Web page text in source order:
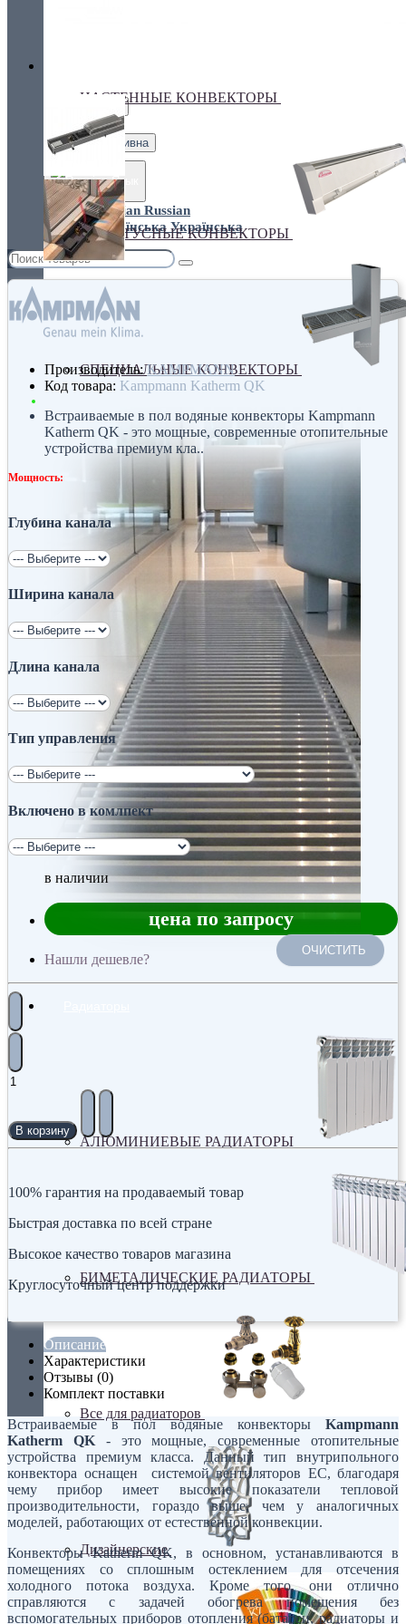
грн. Гривна
Язык
Russian
Українська
НАСТЕННЫЕ КОНВЕКТОРЫ
ПЛИНТУСНЫЕ КОНВЕКТОРЫ
СПЕЦИАЛЬНЫЕ КОНВЕКТОРЫ
АЛЮМИНИЕВЫЕ РАДИАТОРЫ
БИМЕТАЛИЧЕСКИЕ РАДИАТОРЫ
Все для радиаторов
Дизайнерские
Производитель:KAMPMANN
Код товара: Kampmann Katherm QK
Встраиваемые в пол водяные конвекторы Kampmann
Katherm QK - это мощные, современные отопительные
устройства премиум кла..
Мощность:
Глубина канала
Ширина канала
Длина канала
Тип управления
Включено в комлпект
в наличии
цена по запросу
Нашли дешевле?
ОЧИСТИТЬ
В корзину
100% гарантия на продаваемый товар
Быстрая доставка по всей стране
Высокое качество товаров магазина
Круглосуточный центр поддержки
Описание
Характеристики
Отзывы (0)
Комплект поставки
Встраиваемые в пол водяные конвекторы Kampmann
Katherm QK- это мощные, современные отопительные
устройства премиум класса. Данный тип внутрипольного
конвектора оснащен системой вентиляторов ЕС, благодаря
чему прибор имеет высокие показатели тепловой
производительности, гораздо выше, чем у аналогичных
моделей, работающих от естественной конвекции.
Конвекторы Katherm QK, в основном, устанавливаются в
помещениях со сплошным остеклением для отсечения
холодного потока воздуха. Кроме того, они отлично
справляются с задачей обогрева помещения без
вспомогательных приборов отопления (батареи, радиаторы и